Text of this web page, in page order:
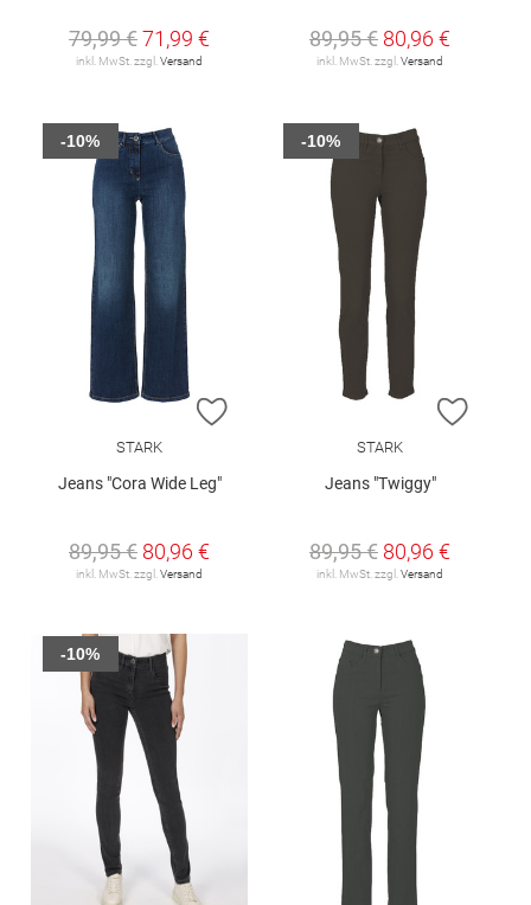
79,99 €71,99 €
inkl. MwSt. zzgl.Versand
89,95 € 80,96 €
inkl. MwSt. zzgl.Versand
ZUR WUNSCHLISTE HINZUFÜGEN
STARK
Jeans "Cora Wide Leg"
89,95 € 80,96 €
inkl. MwSt. zzgl. Versand
-10%
ZUR
STARK
Jeans "Twiggy"
89,95 € 80,96 €
inkl. MwSt. zzgl. Versand
-10%
-10%